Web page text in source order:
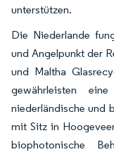
unterstützen.
Die Niederlande
und Angelpunkt der
und Maltha
gewährleisten
niederländische und
mit Sitz in
biophotonische